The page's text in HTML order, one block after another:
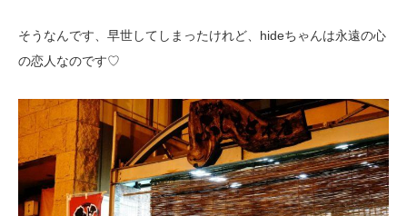
そうなんです、早世してしまったけれど、hideちゃんは永遠の心
の恋人なのです♡